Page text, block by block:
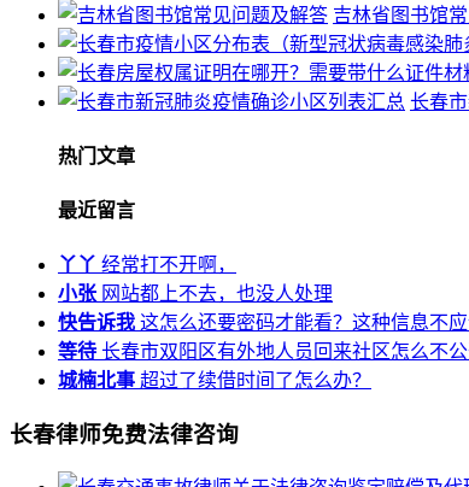
吉林省图书馆
长春
热门文章
最近留言
丫丫 经常打不开啊，
小张 网站都上不去，也没人处理
快告诉我 这怎么还要密码才能看？这种信息不
等待 长春市双阳区有外地人员回来社区怎么不
城楠北事 超过了续借时间了怎么办？
长春律师免费法律咨询